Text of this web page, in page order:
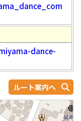
dance-
ルート案内へ